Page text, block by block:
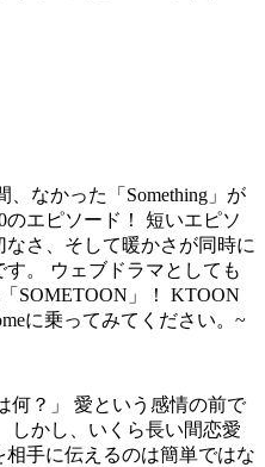
なかった「Something」が
エピソード！ 短いエピソ
さ、そして暖かさが同時に
。 ウェブドラマとしても
SOMETOON 」！ KTOON
に乗ってみてください。~
何？」 愛という感情の前で
しかし、いくら長い間恋愛
手に伝えるのは簡単ではな